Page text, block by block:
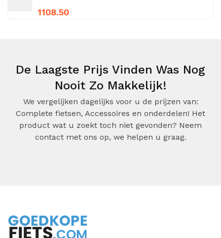
1108.50
De Laagste Prijs Vinden Was Nog
Nooit Zo Makkelijk!
We vergelijken dagelijks voor u de prijzen van:
Complete fietsen, Accessoires en onderdelen! Het
product wat u zoekt toch niet gevonden? Neem
contact met ons op, we helpen u graag.